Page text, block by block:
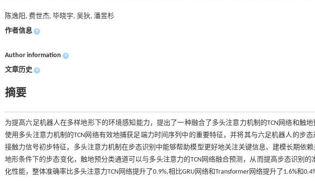
陈逸阳, 费世杰, 毕晓宇, 吴狄, 潘昱杉
作者信息 +
Author information +
文章历史 +
摘要
为提高六足机器人在多样地形下的环境感知能力，提出了一种融合了多头注意力机制的TCN网络和触
使用多头注意力机制的TCN网络有效地捕获足端力时间序列中的重要特征，并将其与六足机器人的步
接触力信号初步特征，多头注意力机制在步态识别中能够帮助模型更好地关注关键信息、建模长期依
地形条件下的步态变化，触地预分类通道可以与多头注意力的TCN网络融合预测，从而提高步态识别
化性能，整体准确率比多头注意力TCN网络提升了0.9%,相比GRU网络和Transformer网络提升了1.6%和